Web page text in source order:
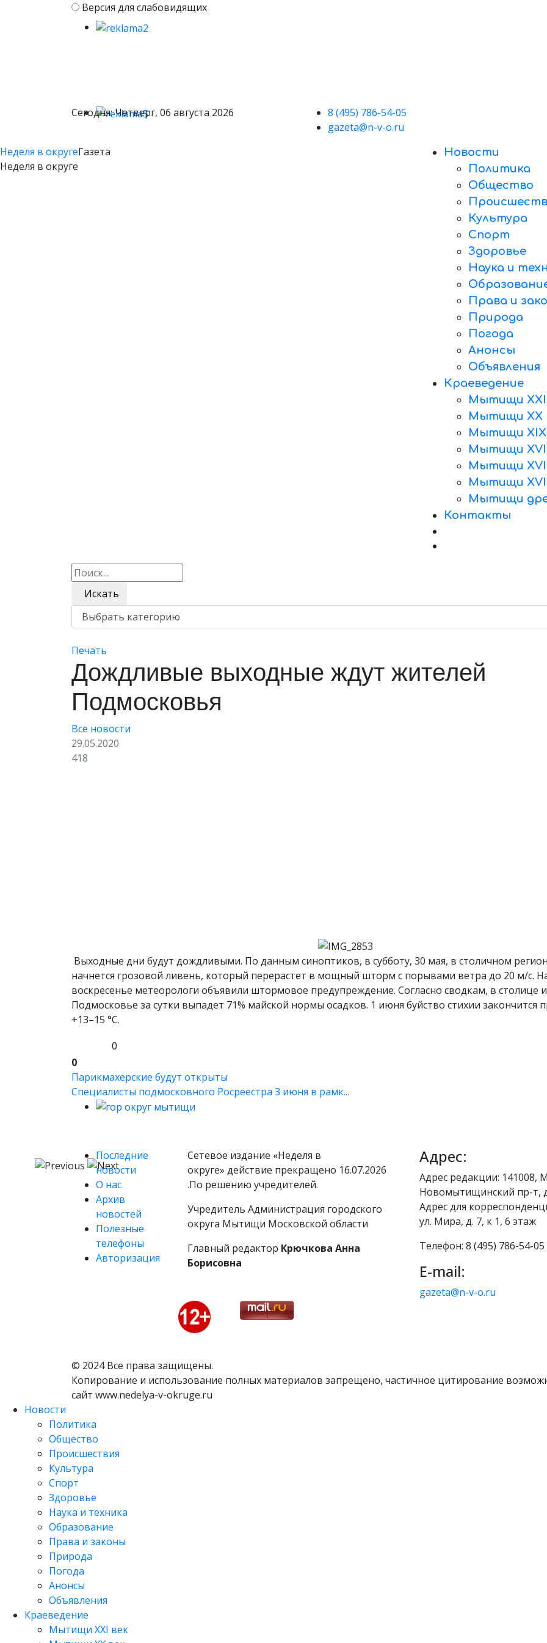
Версия для слабовидящих
Сегодня: Четверг, 06 августа 2026
8 (495) 786-54-05
gazeta@n-v-o.ru
Неделя в округеГазета
Неделя в округе
Новости
Политика
Общество
Культура
Спорт
Здоровье
Наука и
Права и
Природа
Погода
Анонсы
Объявления
Краеведение
Мытищи XXI
Мытищи XX
Мытищи XIX
Мытищи
Мытищи
Мытищи XVI
Мытищи
Контакты
Искать
Печать
Дождливые выходные ждут жителей
Подмосковья
Все новости
29.05.2020
418
Выходные дни будут дождливыми. По данным синоптиков, в субботу, 30 мая, в столичном
начнется грозовой ливень, который перерастет в мощный шторм с порывами ветра до 20 м/с.
воскресенье метеорологи объявили штормовое предупреждение. Согласно сводкам, в столице и
Подмосковье за сутки выпадет 71% майской нормы осадков. 1 июня буйство стихии закончится
+13–15 °С.
0
0
Парикмахерские будут открыты
Специалисты подмосковного Росреестра 3 июня в рамк...
Последние
новости
О нас
Архив
новостей
Полезные
телефоны
Авторизация
Сетевое издание «Неделя в
округе» действие прекращено 16.07.2026
.По решению учредителей.
Учредитель Администрация городского
округа Мытищи Московской области
Главный редактор Крючкова Анна
Борисовна
Адрес:
Адрес редакции: 141008,
Новомытищинский пр-т,
Адрес для
ул. Мира, д. 7, к 1, 6 этаж
Телефон: 8 (495) 786-54-05
E-mail:
gazeta@n-v-o.ru
© 2024 Все права защищены.
Копирование и использование полных материалов запрещено, частичное цитирование
сайт www.nedelya-v-okruge.ru
Новости
Политика
Общество
Происшествия
Культура
Спорт
Здоровье
Наука и техника
Образование
Права и законы
Природа
Погода
Анонсы
Объявления
Краеведение
Мытищи XXI век